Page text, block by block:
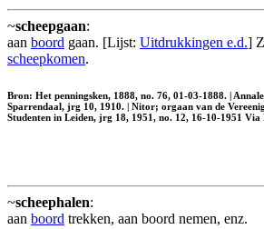
~scheepgaan:
aan boord gaan. [Lijst: Uitdrukkingen e.d.]
scheepkomen.
Bron: Het penningsken, 1888, no. 76, 01-03-1888. |
Sparrendaal, jrg 10, 1910. | Nitor; orgaan van de
Studenten in Leiden, jrg 18, 1951, no. 12, 16-10-1951 Via
~scheephalen:
aan boord trekken, aan boord nemen, enz.